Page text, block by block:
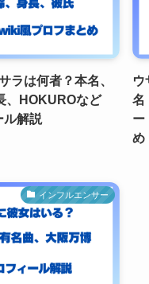
ラは何者？本名、
、HOKUROなど
ル解説
ウ
名
ー
め
インフルエンサー